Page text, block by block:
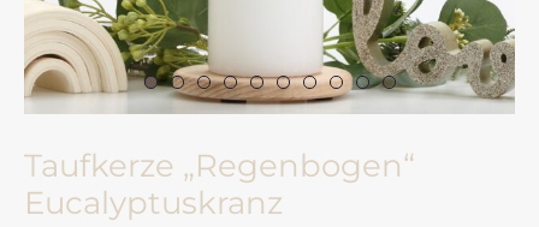
Taufkerze „Regenbogen“
Eucalyptuskranz